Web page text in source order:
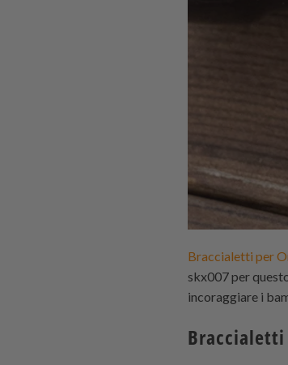
Braccialetti per
skx007 per
incoraggiare i
Braccialetti